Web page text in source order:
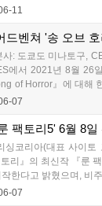
11
드벤쳐 '송 오브 호
: 도쿄도 미나토구,
에서 2021년 8월 26
of Horror』에 대해
07
팩토리5' 6월 8일
싱코리아(대표 사이토
리』의 최신작 『룬
한다고 밝혔으며, 비
07